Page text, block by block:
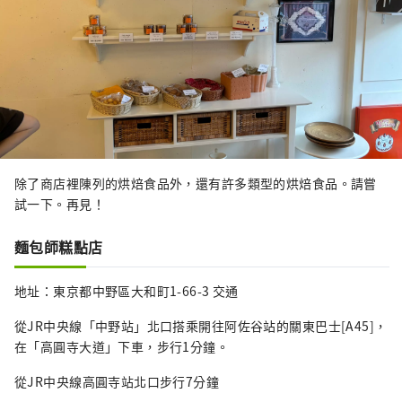
除了商店裡陳列的烘焙食品外，還有許多類型的烘焙食品。請嘗
試一下。再見！
麵包師糕點店
地址：東京都中野區大和町1-66-3 交通
從JR中央線「中野站」北口搭乘開往阿佐谷站的關東巴士[A45]，
在「高圓寺大道」下車，步行1分鐘。
從JR中央線高圓寺站北口步行7分鐘